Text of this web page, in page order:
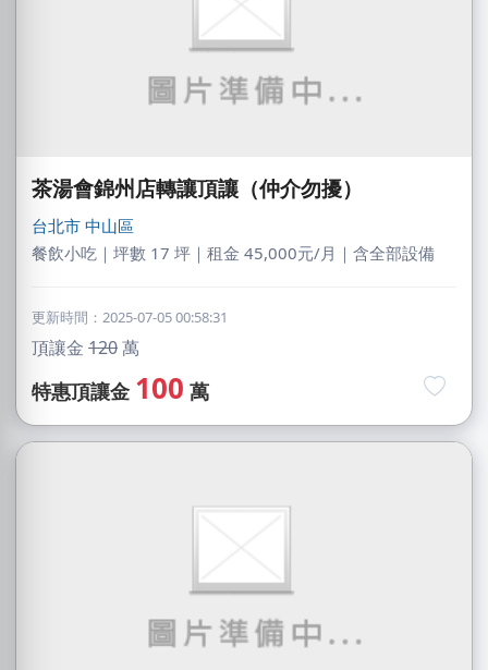
茶湯會錦州店轉讓頂讓（仲介勿擾）
台北市 中山區
餐飲小吃｜坪數 17 坪｜租金 45,000元/月｜含全部設備
更新時間：2025-07-05 00:58:31
頂讓金 120萬
特惠頂讓金 100 萬